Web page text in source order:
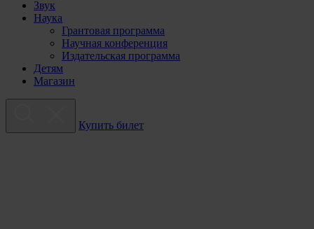
Звук
Наука
Грантовая программа
Научная конференция
Издательская программа
Детям
Магазин
Купить билет